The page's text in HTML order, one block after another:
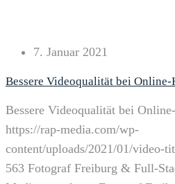
7. Januar 2021
Bessere Videoqualität bei Online-
Bessere Videoqualität bei
https://rap-media.com/wp-
content/uploads/2021/01/video-
563 Fotograf Freiburg & Full-